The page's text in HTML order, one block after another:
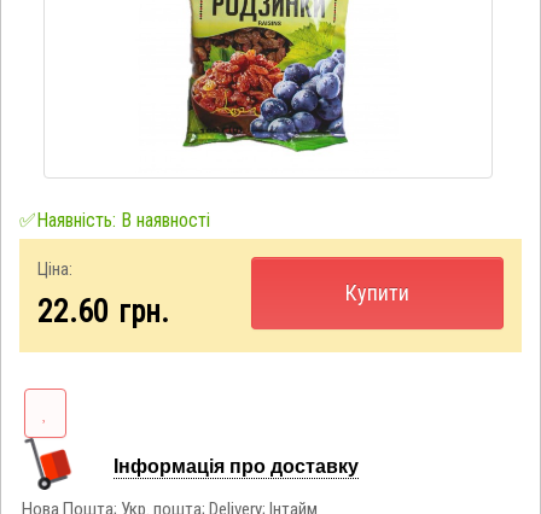
✅Наявність: В наявності
Ціна:
22.60 грн.
Купити
Інформація про доставку
Нова Пошта; Укр. пошта; Delivery; Інтайм